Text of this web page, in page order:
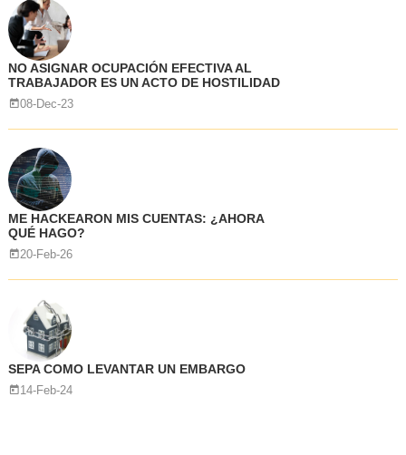
NO ASIGNAR OCUPACIÓN EFECTIVA AL
TRABAJADOR ES UN ACTO DE HOSTILIDAD
08-Dec-23
ME HACKEARON MIS CUENTAS: ¿AHORA
QUÉ HAGO?
20-Feb-26
SEPA COMO LEVANTAR UN EMBARGO
14-Feb-24